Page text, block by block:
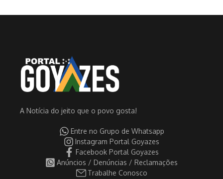
A Notícia do jeito que o povo gosta!
Entre no Grupo de Whatsapp
Instagram Portal Goyazes
Facebook Portal Goyazes
Anúncios / Denúncias / Reclamações
Trabalhe Conosco